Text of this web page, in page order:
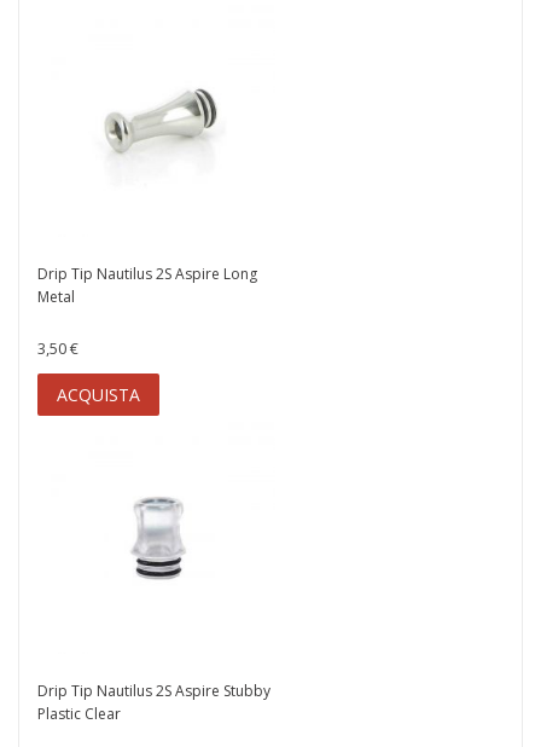
Drip Tip Nautilus 2S Aspire Long
Metal
3,50 €
ACQUISTA
Drip Tip Nautilus 2S Aspire Stubby
Plastic Clear